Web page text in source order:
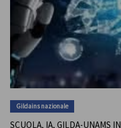
Gildains nazionale
SCUOLA, IA, GILDA-UNAMS